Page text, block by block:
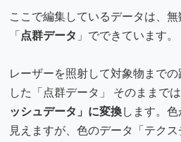
ここで編集しているデータは、
「点群データ 」でできています。
レーザーを照射して対象物まで
した「点群データ」 そのままで
ッシュデータ」に変換します。
見えますが、色のデータ「テク